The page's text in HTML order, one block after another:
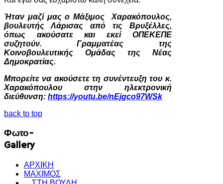
Ήταν μαζί μας ο Μάξιμος Χαρακόπουλος,
βουλευτής Λάρισας από τις Βρυξέλλες,
όπως ακούσατε και εκεί ΟΠΕΚΕΠΕ
συζητούν. Γραμματέας της
Κοινοβουλευτικής Ομάδας της Νέας
Δημοκρατίας.
Μπορείτε να ακούσετε τη συνέντευξη του κ.
Χαρακόπουλου στην ηλεκτρονική
διεύθυνση: https://youtu.be/nEjgco97WSk
back to top
Φωτο-
Gallery
ΑΡΧΙΚΗ
ΜΑΧΙΜΟΣ